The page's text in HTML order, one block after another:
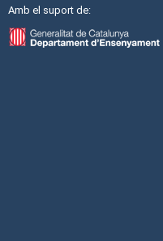
Amb el suport de: